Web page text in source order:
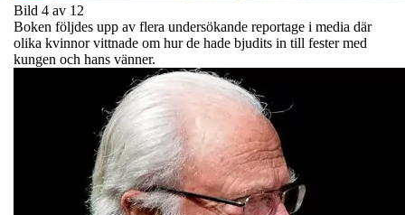
Bild 4 av 12
Boken följdes upp av flera undersökande reportage i media där
olika kvinnor vittnade om hur de hade bjudits in till fester med
kungen och hans vänner.